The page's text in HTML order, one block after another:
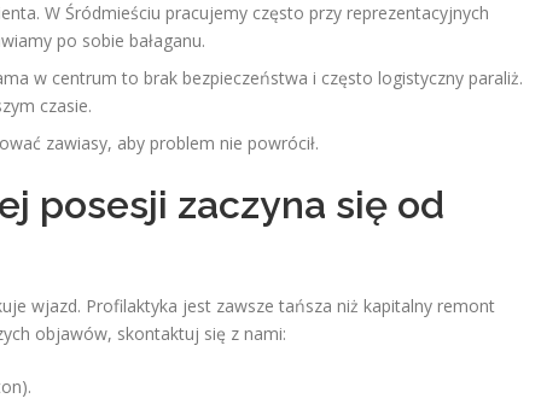
W Śródmieściu pracujemy często przy reprezentacyjnych
po sobie bałaganu.
w centrum to brak bezpieczeństwa i często logistyczny paraliż.
czasie.
zawiasy, aby problem nie powrócił.
posesji zaczyna się od
wjazd. Profilaktyka jest zawsze tańsza niż kapitalny remont
objawów, skontaktuj się z nami: